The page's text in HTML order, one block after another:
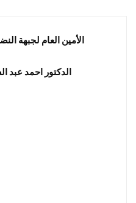
الأمين العام لجبهة
الدكتور احمد عبد